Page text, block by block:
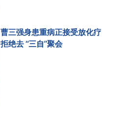
曹三强身患重病正接受放化疗
拒绝去 “三自”聚会